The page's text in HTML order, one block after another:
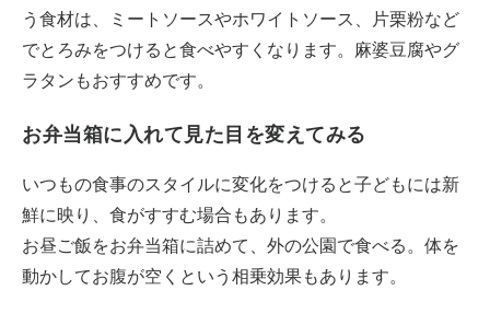
う食材は、ミートソースやホワイトソース、片栗粉など
でとろみをつけると食べやすくなります。麻婆豆腐やグ
ラタンもおすすめです。
お弁当箱に入れて見た目を変えてみる
いつもの食事のスタイルに変化をつけると子どもには新
鮮に映り、食がすすむ場合もあります。
お昼ご飯をお弁当箱に詰めて、外の公園で食べる。体を
動かしてお腹が空くという相乗効果もあります。